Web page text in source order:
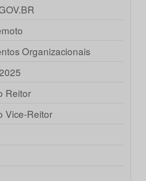
Organizacionais
Reitor
Vice-Reitor